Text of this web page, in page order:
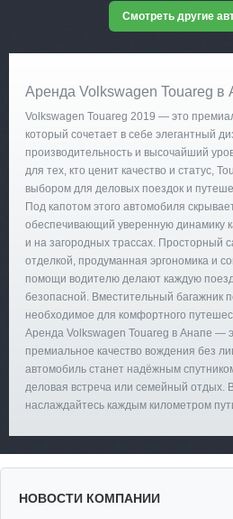
Смотреть другие
Аренда Volkswagen Touareg в
Volkswagen Touareg 2019 — это
который сочетает в себе элегантный
производительность и высочайший
для тех, кто ценит качество и статус,
выбором для деловых поездок и
Под капотом этого автомобиля
обеспечивающий уверенную динамику
и на загородных трассах. Просторный
отделкой, продуманная эргономика и
помощи водителю делают каждую
безопасной. Вместительный багажник
необходимое для комфортного
Аренда Volkswagen Touareg в Анапе —
премиальное качество вождения без
автомобиль станет надёжным
деловая встреча или семейный отдых.
наслаждайтесь каждым километром
НОВОСТИ КОМПАНИИ